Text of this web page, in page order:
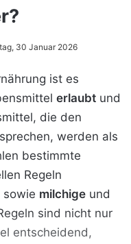
30 Januar 2026
ist es
erlaubt und
die den
werden als
bestimmte
Regeln
sowie milchige und
sind nicht nur
entscheidend,